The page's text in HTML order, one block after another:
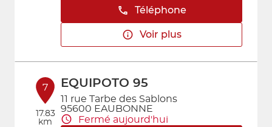
Téléphone
Voir plus
7
17.83
km
EQUIPOTO 95
11 rue Tarbe des Sablons
95600 EAUBONNE
Fermé aujourd'hui